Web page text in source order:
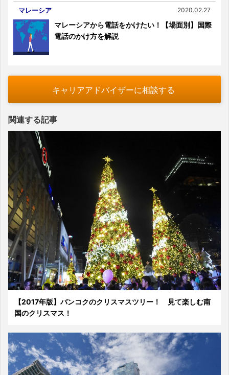
マレーシア 2020.02.27
マレーシアから電話をかけたい！【場面別】国際
電話のかけ方を解説
キャリアアドバイザーに相談する
関連する記事
【2017年版】バンコクのクリスマスツリー！ 見て楽しむ南
国のクリスマス！